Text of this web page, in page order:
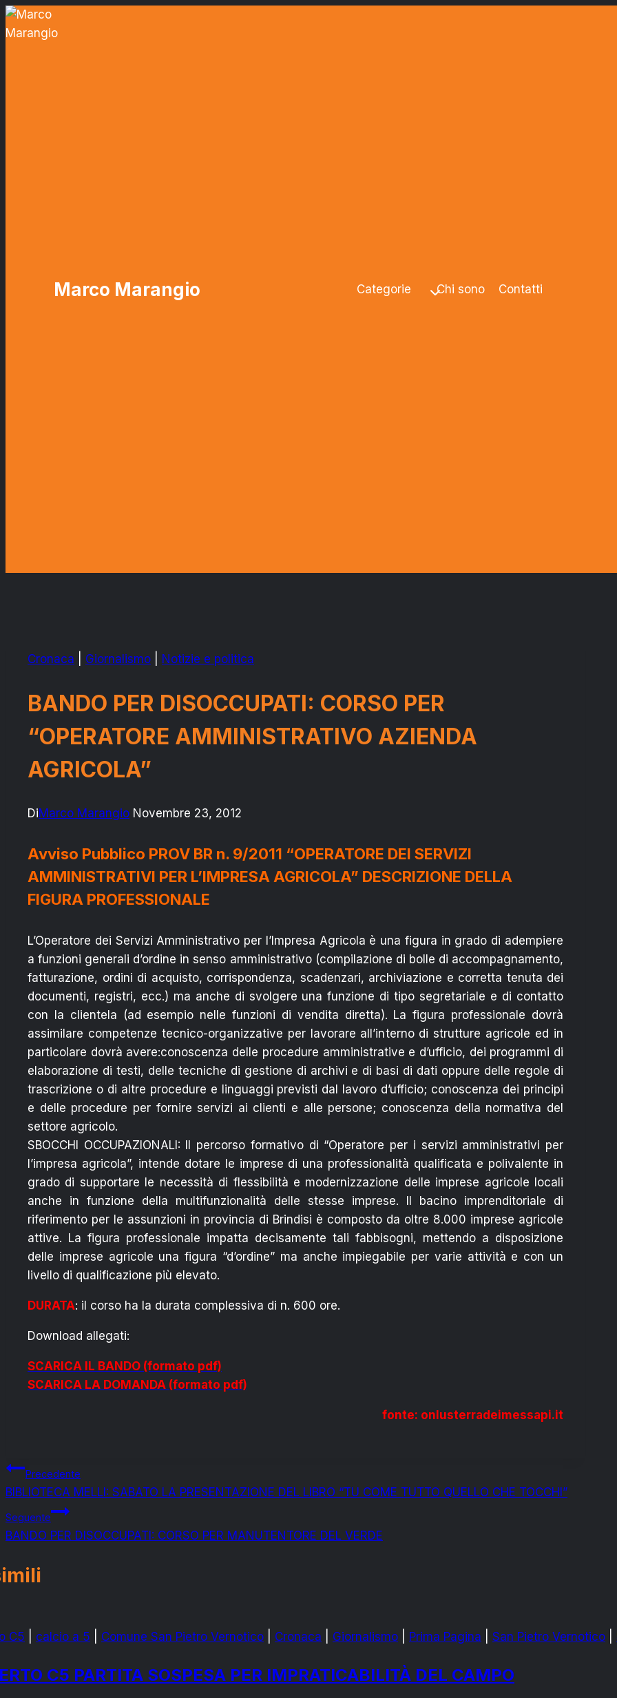
Salta
al
Marco Marangio Categorie Chi sono Contatti
Cronaca Giornalismo Notizie e politica
BANDO PER DISOCCUPATI: CORSO PER
“OPERATORE AMMINISTRATIVO AZIENDA
AGRICOLA”
DiMarco Marangio Novembre 23, 2012
Avviso Pubblico PROV BR n. 9/2011 “OPERATORE DEI SERVIZI
AMMINISTRATIVI PER L’IMPRESA AGRICOLA” DESCRIZIONE DELLA
FIGURA PROFESSIONALE
L’Operatore dei Servizi Amministrativo per l’Impresa Agricola è una figura in grado di adempiere
a funzioni generali d’ordine in senso amministrativo (compilazione di bolle di accompagnamento,
fatturazione, ordini di acquisto, corrispondenza, scadenzari, archiviazione e corretta tenuta dei
documenti, registri, ecc.) ma anche di svolgere una funzione di tipo segretariale e di contatto
con la clientela (ad esempio nelle funzioni di vendita diretta). La figura professionale dovrà
assimilare competenze tecnico-organizzative per lavorare all’interno di strutture agricole ed in
particolare dovrà avere:conoscenza delle procedure amministrative e d’ufficio, dei programmi di
elaborazione di testi, delle tecniche di gestione di archivi e di basi di dati oppure delle regole di
trascrizione o di altre procedure e linguaggi previsti dal lavoro d’ufficio; conoscenza dei principi
e delle procedure per fornire servizi ai clienti e alle persone; conoscenza della normativa del
settore agricolo.
SBOCCHI OCCUPAZIONALI: Il percorso formativo di “Operatore per i servizi amministrativi per
l’impresa agricola”, intende dotare le imprese di una professionalità qualificata e polivalente in
grado di supportare le necessità di flessibilità e modernizzazione delle imprese agricole locali
anche in funzione della multifunzionalità delle stesse imprese. Il bacino imprenditoriale di
riferimento per le assunzioni in provincia di Brindisi è composto da oltre 8.000 imprese agricole
attive. La figura professionale impatta decisamente tali fabbisogni, mettendo a disposizione
delle imprese agricole una figura “d’ordine” ma anche impiegabile per varie attività e con un
livello di qualificazione più elevato.
DURATA: il corso ha la durata complessiva di n. 600 ore.
Download allegati:
SCARICA IL BANDO (formato pdf)
SCARICA LA DOMANDA (formato pdf)
fonte: onlusterradeimessapi.it
Navigazione
articoli
Precedente
BIBLIOTECA MELLI: SABATO LA PRESENTAZIONE DEL LIBRO “TU COME TUTTO QUELLO CHE TOCCHI”
Seguente
BANDO PER DISOCCUPATI: CORSO PER MANUTENTORE DEL VERDE
C5 calcio a 5 Comune San Pietro Vernotico Cronaca Giornalismo Prima Pagina San Pietro Vernotico
C5 PARTITA SOSPESA PER IMPRATICABILITÀ DEL CAMPO